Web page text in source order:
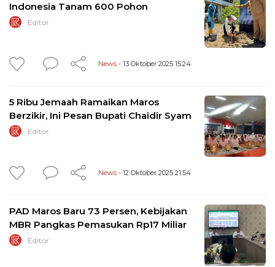
Indonesia Tanam 600 Pohon
Editor
News - 13 Oktober 2025 15:24
5 Ribu Jemaah Ramaikan Maros
Berzikir, Ini Pesan Bupati Chaidir Syam
Editor
News - 12 Oktober 2025 21:54
PAD Maros Baru 73 Persen, Kebijakan
MBR Pangkas Pemasukan Rp17 Miliar
Editor